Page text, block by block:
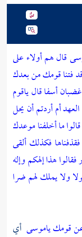
قال هم أولاء على
فتنا قومك من بعدك
أسفا قال ياقوم
أم أردتم أن يحل
ما أخلفنا موعدك
فقذفناها فكذلك ألقى
هذا إلهكم وإله
ولا يملك لهم ضرا
قومك ياموسى أي